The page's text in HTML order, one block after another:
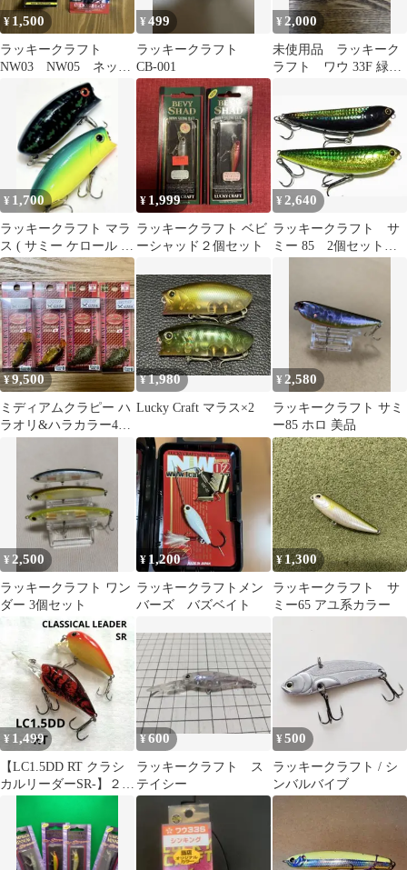
¥ 1,500
ラッキークラフト
NW03 NW05 ネット
ワークメンバー 限定
¥499
ラッキークラフト
CB-001
¥ 2,000
未使用品 ラッキーク
ラフト ワウ 33F 緑
¥ 1,700
ラッキークラフト マラ
ス ( サミー ケロール ビ
ーフリーズ バニー )
¥ 1,999
ラッキークラフト ベビ
ーシャッド２個セット
¥ 2,640
ラッキークラフト サ
ミー 85 2個セット
¥9,500
ミディアムクラピー ハ
ラオリ&ハラカラー4個
¥1,980
Lucky Craft マラス×2
¥2,580
ラッキークラフト サミ
ー85 ホロ 美品
¥ 2,500
ラッキークラフト ワン
ダー 3個セット
¥ 1,200
ラッキークラフトメン
バーズ バズベイト
¥1,300
ラッキークラフト サ
ミー65 アユ系カラー
¥ 1,499
【LC1.5DD RT クラシ
カルリーダーSR-】２点
¥600
ラッキークラフト ス
テイシー
¥500
ラッキークラフト / シ
ンバルバイブ